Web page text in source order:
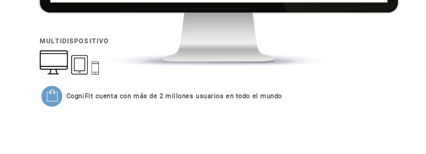
MULTIDISPOSITIVO
CogniFit cuenta con más de 2 millones usuarios en todo el mundo